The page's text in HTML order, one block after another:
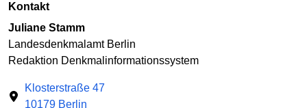
Kontakt
Juliane Stamm
Landesdenkmalamt Berlin
Redaktion Denkmalinformationssystem
Klosterstraße 47
10179 Berlin